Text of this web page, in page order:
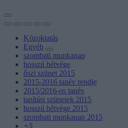
Közoktatás
Egyéb
szombati munkanap
hosszú hétvége
őszi szünet 2015
2015-2016 tanév rendje
2015/2016-os tanév
tanítási szünetek 2015
hosszú hétvége 2015
szombati munkanap 2015
+5